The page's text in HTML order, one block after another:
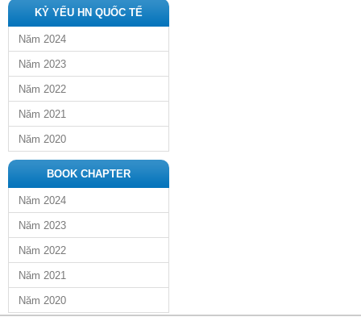
KỶ YẾU HN QUỐC TẾ
Năm 2024
Năm 2023
Năm 2022
Năm 2021
Năm 2020
BOOK CHAPTER
Năm 2024
Năm 2023
Năm 2022
Năm 2021
Năm 2020